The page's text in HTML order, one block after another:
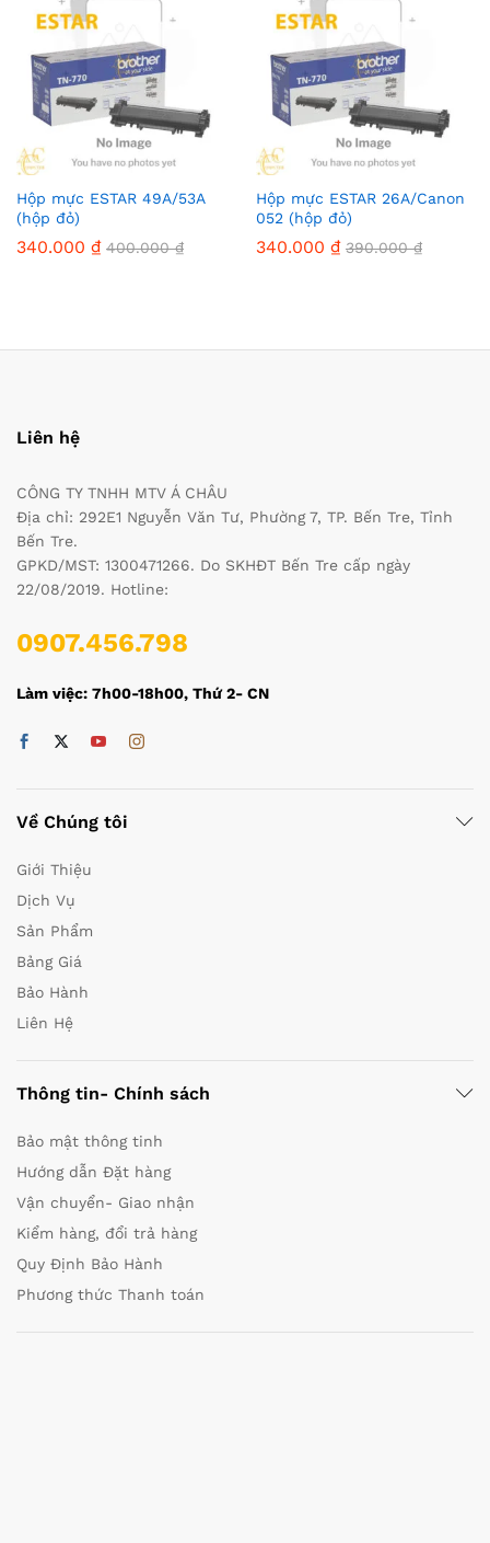
Hộp mực ESTAR 49A/53A
(hộp đỏ)
340.000 ₫ 400.000₫
Hộp mực ESTAR 26A/Canon
052 (hộp đỏ)
340.000 ₫ 390.000₫
Liên hệ
CÔNG TY TNHH MTV Á CHÂU
Địa chỉ: 292E1 Nguyễn Văn Tư, Phường 7, TP. Bến Tre, Tỉnh
Bến Tre.
GPKD/MST: 1300471266. Do SKHĐT Bến Tre cấp ngày
22/08/2019. Hotline:
0907.456.798
Làm việc: 7h00-18h00, Thứ 2- CN
Về Chúng tôi
Giới Thiệu
Dịch Vụ
Sản Phẩm
Bảng Giá
Bảo Hành
Liên Hệ
Thông tin- Chính sách
Bảo mật thông tinh
Hướng dẫn Đặt hàng
Vận chuyển- Giao nhận
Kiểm hàng, đổi trả hàng
Quy Định Bảo Hành
Phương thức Thanh toán